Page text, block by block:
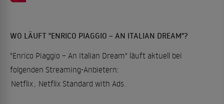
WO LÄUFT "ENRICO PIAGGIO – AN ITALIAN DREAM"?
"Enrico Piaggio – An Italian Dream" läuft aktuell bei
folgenden Streaming-Anbietern:
Netflix Netflix Standard with Ads